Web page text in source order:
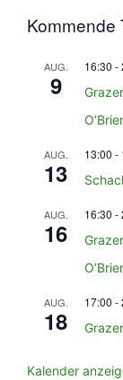
Kommende
AUG.
9
16:30 -
AUG.
13
13:00 -
AUG.
16
16:30 -
AUG.
18
17:00 -
Kalender